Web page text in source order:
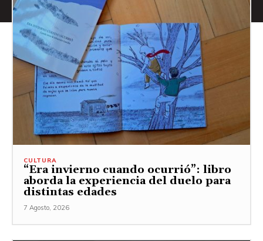
CULTURA
“Era invierno cuando ocurrió”: libro
aborda la experiencia del duelo para
distintas edades
7 Agosto, 2026